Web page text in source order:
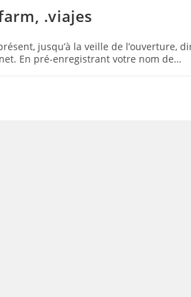
.viajes
jusqu’à la veille de l’ouverture,
En pré-enregistrant votre nom de…